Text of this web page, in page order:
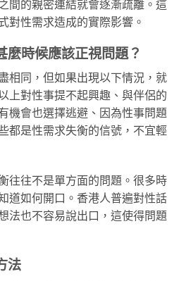
間的親密連結就會逐漸疏離。這
對性需求造成的實際影響。
麼時候應該正視問題？
相同，但如果出現以下情況，就
上對性事提不起興趣、與伴侶的
機會也選擇逃避、因為性事問題
都是性需求失衡的信號，不宜輕
往往不是單方面的問題。很多時
道如何開口。香港人普遍對性話
法也不容易說出口，這使得問題
法